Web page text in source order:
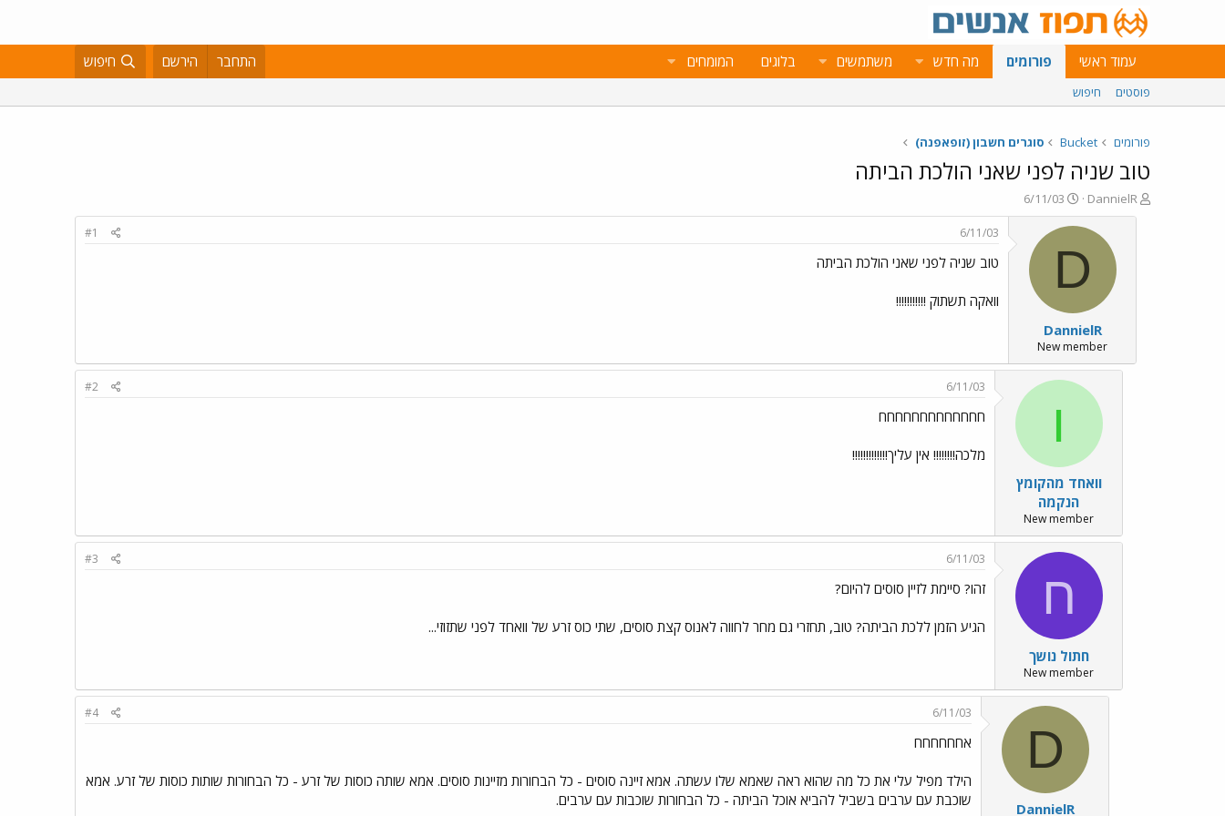
עמוד ראשי פורומים מה חדש משתמשים בלוגים המומחים התחבר הירשם חיפוש
פוסטים חיפוש
פורומים Bucket סוגרים חשבון (זופאפנה)
טוב שניה לפני שאני הולכת הביתה
פ
ו
DannielR
פ
ו
ר
ב
א
ר
י
ך
6/11/03
D
DannielR
New member
6/11/03
#1
טוב שניה לפני שאני הולכת הביתה
וואקה תשתוק !!!!!!!!!!!
ו
וואחד מהקומץ
הנקמה
New member
6/11/03
#2
חחחחחחחחחחחחח
מלכה!!!!!!!! אין עליך!!!!!!!!!!!!!
ח
חתול נושך
New member
6/11/03
#3
זהו? סיימת לזיין סוסים להיום?
הגיע הזמן ללכת הביתה? טוב, תחזרי גם מחר לחווה לאנוס קצת סוסים, שתי כוס זרע של וואחד לפני שתזוזי...
D
DannielR
6/11/03
#4
אחחחחחח
הילד מפיל עלי את כל מה שהוא ראה שאמא שלו עשתה. אמא זיינה סוסים - כל הבחורות מזיינות סוסים. אמא שותה כוסות של זרע - כל הבחורות שותות כוסות של זרע. אמא
שוכבת עם ערבים בשביל להביא אוכל הביתה - כל הבחורות שוכבות עם ערבים.